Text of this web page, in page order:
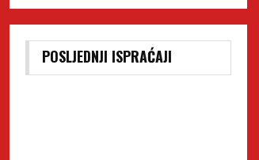
POSLJEDNJI ISPRAĆAJI